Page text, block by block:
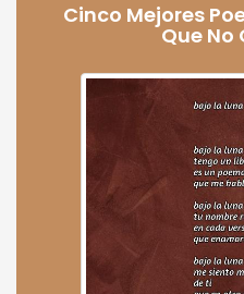
Cinco Mejores
Que No